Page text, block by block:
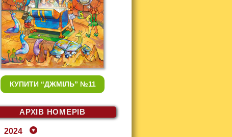
КУПИТИ “ДЖМІЛЬ” №11
АРХІВ НОМЕРІВ
2024